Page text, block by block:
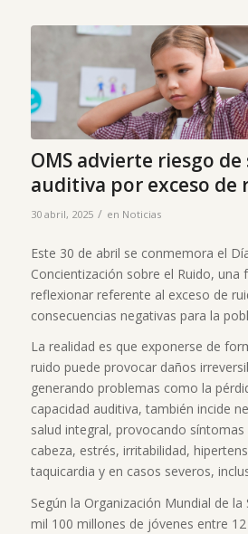
OMS advierte riesgo
auditiva por exceso de
30 abril, 2025 / en Noticias
Este 30 de abril se conmemora el
Concientización sobre el Ruido, una
reflexionar referente al exceso de
consecuencias negativas para la
La realidad es que exponerse de
ruido puede provocar daños
generando problemas como la
capacidad auditiva, también incide
salud integral, provocando
cabeza, estrés, irritabilidad,
taquicardia y en casos severos,
Según la Organización Mundial de la
mil 100 millones de jóvenes entre